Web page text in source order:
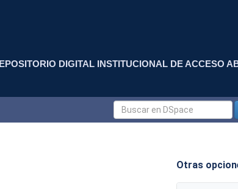
DIGITAL INSTITUCIONAL DE ACCESO
Otras